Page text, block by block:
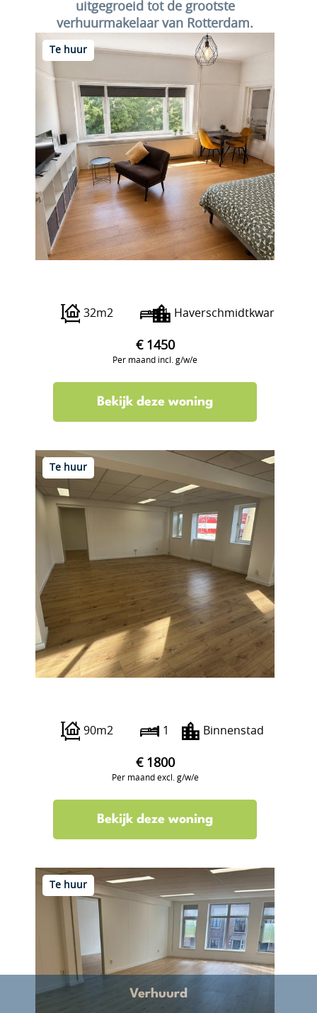
Verhuurd
uitgegroeid tot de grootste
verhuurmakelaar van Rotterdam.
Te huur
32m2 1 Haverschmidtkwartier
€ 1450
Per maand incl. g/w/e
Bekijk deze woning
Te huur
90m2 1 Binnenstad
€ 1800
Per maand excl. g/w/e
Bekijk deze woning
Te huur